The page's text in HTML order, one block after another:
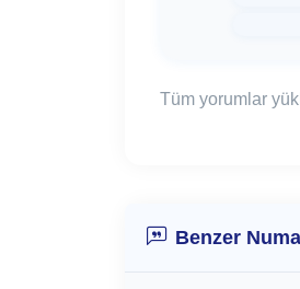
Tüm yorumlar
Benzer